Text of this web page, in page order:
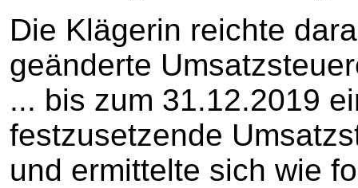
Die Klägerin reichte
geänderte
... bis zum 31.12.2019
festzusetzende
und ermittelte sich wie